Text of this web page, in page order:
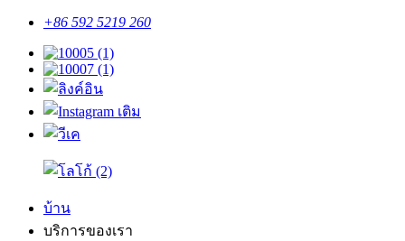
+86 592 5219 260
บ้าน
บริการของเรา